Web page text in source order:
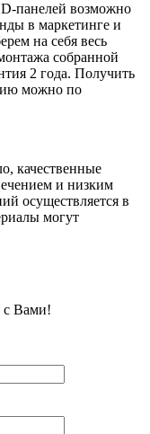
панелей возможно
в маркетинге и
на себя весь
собранной
2 года. Получить
можно по
качественные
и низким
осуществляется в
могут
с Вами!